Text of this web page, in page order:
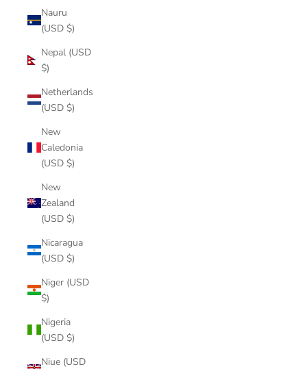
Nauru
(USD $)
Nepal (USD
$)
Netherlands
(USD $)
New
Caledonia
(USD $)
New
Zealand
(USD $)
Nicaragua
(USD $)
Niger (USD
$)
Nigeria
(USD $)
Niue (USD